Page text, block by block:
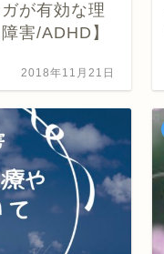
が有効な理
害/ADHD】
2018年11月21日